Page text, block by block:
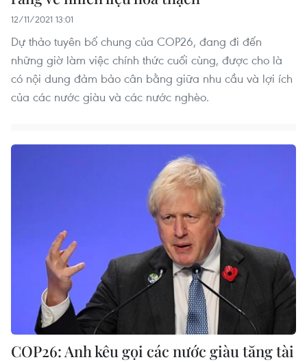
12/11/2021 13:01
Dự thảo tuyên bố chung của COP26, đang đi đến
những giờ làm việc chính thức cuối cùng, được cho là
có nội dung đảm bảo cân bằng giữa nhu cầu và lợi ích
của các nước giàu và các nước nghèo.
COP26: Anh kêu gọi các nước giàu tăng tài